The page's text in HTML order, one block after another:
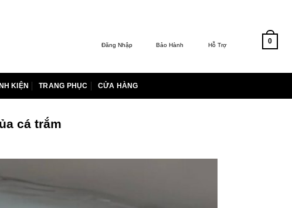
Đăng Nhập Bảo Hành Hỗ Trợ 0
KIỆN TRANG PHỤC CỬA HÀNG
cá trắm